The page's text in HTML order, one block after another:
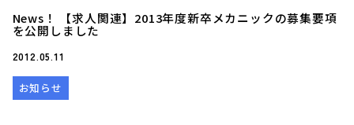
News！ 【求人関連】2013年度新卒メカニックの募集要項
を公開しました
2012.05.11
お知らせ